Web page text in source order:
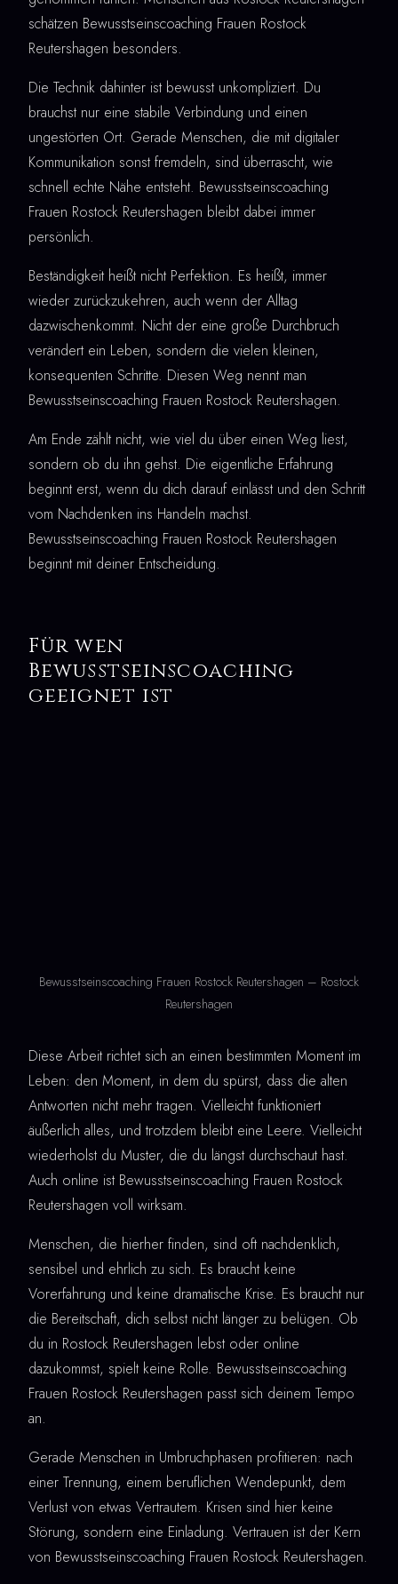
schätzen Bewusstseinscoaching Frauen Rostock
Reutershagen besonders.
Die Technik dahinter ist bewusst unkompliziert. Du
brauchst nur eine stabile Verbindung und einen
ungestörten Ort. Gerade Menschen, die mit digitaler
Kommunikation sonst fremdeln, sind überrascht, wie
schnell echte Nähe entsteht. Bewusstseinscoaching
Frauen Rostock Reutershagen bleibt dabei immer
persönlich.
Beständigkeit heißt nicht Perfektion. Es heißt, immer
wieder zurückzukehren, auch wenn der Alltag
dazwischenkommt. Nicht der eine große Durchbruch
verändert ein Leben, sondern die vielen kleinen,
konsequenten Schritte. Diesen Weg nennt man
Bewusstseinscoaching Frauen Rostock Reutershagen.
Am Ende zählt nicht, wie viel du über einen Weg liest,
sondern ob du ihn gehst. Die eigentliche Erfahrung
beginnt erst, wenn du dich darauf einlässt und den Schritt
vom Nachdenken ins Handeln machst.
Bewusstseinscoaching Frauen Rostock Reutershagen
beginnt mit deiner Entscheidung.
Für wen
Bewusstseinscoaching
geeignet ist
Bewusstseinscoaching Frauen Rostock Reutershagen – Rostock
Reutershagen
Diese Arbeit richtet sich an einen bestimmten Moment im
Leben: den Moment, in dem du spürst, dass die alten
Antworten nicht mehr tragen. Vielleicht funktioniert
äußerlich alles, und trotzdem bleibt eine Leere. Vielleicht
wiederholst du Muster, die du längst durchschaut hast.
Auch online ist Bewusstseinscoaching Frauen Rostock
Reutershagen voll wirksam.
Menschen, die hierher finden, sind oft nachdenklich,
sensibel und ehrlich zu sich. Es braucht keine
Vorerfahrung und keine dramatische Krise. Es braucht nur
die Bereitschaft, dich selbst nicht länger zu belügen. Ob
du in Rostock Reutershagen lebst oder online
dazukommst, spielt keine Rolle. Bewusstseinscoaching
Frauen Rostock Reutershagen passt sich deinem Tempo
an.
Gerade Menschen in Umbruchphasen profitieren: nach
einer Trennung, einem beruflichen Wendepunkt, dem
Verlust von etwas Vertrautem. Krisen sind hier keine
Störung, sondern eine Einladung. Vertrauen ist der Kern
von Bewusstseinscoaching Frauen Rostock Reutershagen.